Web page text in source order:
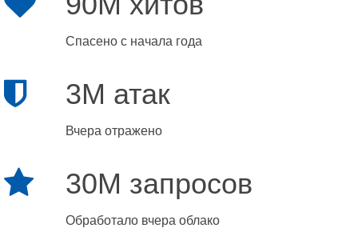
Спасено с начала года
3M атак
Вчера отражено
30M запросов
Обработало вчера облако